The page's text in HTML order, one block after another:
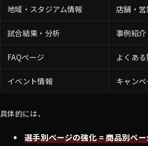
地域・スタジアム情報 店舗・
試合結果・分析 事例紹
FAQページ よくあ
イベント情報 キャン
具体的には、
選手別ページの強化 = 商品別ペ